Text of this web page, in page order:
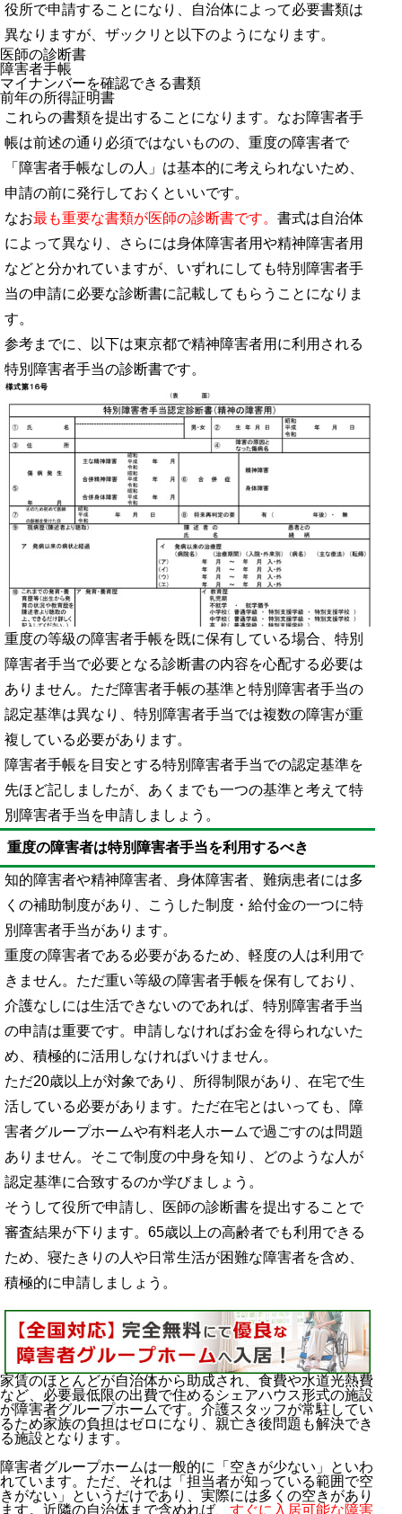
役所で申請することになり、自治体によって必要書類は
異なりますが、ザックリと以下のようになります。
医師の診断書
障害者手帳
マイナンバーを確認できる書類
前年の所得証明書
これらの書類を提出することになります。なお障害者手
帳は前述の通り必須ではないものの、重度の障害者で
「障害者手帳なしの人」は基本的に考えられないため、
申請の前に発行しておくといいです。
なお最も重要な書類が医師の診断書です。 書式は自治体
によって異なり、さらには身体障害者用や精神障害者用
などと分かれていますが、いずれにしても特別障害者手
当の申請に必要な診断書に記載してもらうことになりま
す。
参考までに、以下は東京都で精神障害者用に利用される
特別障害者手当の診断書です。
重度の等級の障害者手帳を既に保有している場合、特別
障害者手当で必要となる診断書の内容を心配する必要は
ありません。ただ障害者手帳の基準と特別障害者手当の
認定基準は異なり、特別障害者手当では複数の障害が重
複している必要があります。
障害者手帳を目安とする特別障害者手当での認定基準を
先ほど記しましたが、あくまでも一つの基準と考えて特
別障害者手当を申請しましょう。
重度の障害者は特別障害者手当を利用するべき
知的障害者や精神障害者、身体障害者、難病患者には多
くの補助制度があり、こうした制度・給付金の一つに特
別障害者手当があります。
重度の障害者である必要があるため、軽度の人は利用で
きません。ただ重い等級の障害者手帳を保有しており、
介護なしには生活できないのであれば、特別障害者手当
の申請は重要です。申請しなければお金を得られないた
め、積極的に活用しなければいけません。
ただ20歳以上が対象であり、所得制限があり、在宅で生
活している必要があります。ただ在宅とはいっても、障
害者グループホームや有料老人ホームで過ごすのは問題
ありません。そこで制度の中身を知り、どのような人が
認定基準に合致するのか学びましょう。
そうして役所で申請し、医師の診断書を提出することで
審査結果が下ります。65歳以上の高齢者でも利用できる
ため、寝たきりの人や日常生活が困難な障害者を含め、
積極的に申請しましょう。
家賃のほとんどが自治体から助成され、食費や水道光熱費
など、必要最低限の出費で住めるシェアハウス形式の施設
が障害者グループホームです。介護スタッフが常駐してい
るため家族の負担はゼロになり、親亡き後問題も解決でき
る施設となります。
障害者グループホームは一般的に「空きが少ない」といわ
れています。ただ、それは「担当者が知っている範囲で空
きがない」というだけであり、実際には多くの空きがあり
ます。近隣の自治体まで含めれば、 すぐに入居可能な障害
重度障害者でいくら給付金が支給されるのか
20歳以上の重度の障害者が対象：支給の要件・認定
基準
病院や施設・老人ホームへの入居と給付金の受給資
格喪失
本人や配偶者など世帯の所得制限が存在する